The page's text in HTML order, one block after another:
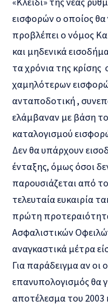
εισφορών ο οποίος
προβλέπει ο νόμος
και μηδενικά
τα χρόνια της
χαμηλότερων
ανταποδοτική ,
ελάμβαναν με βάση
καταλογισμού
Δεν θα υπάρχουν
ένταξης, όμως όσοι
παρουσιάζεται από
τελευταία ευκαιρία
πρώτη
Ασφαλιστικών
αναγκαστικά μέτρα
Για παράδειγμα αν οι
επανυπολογισμός θα
αποτέλεσμα του 2003